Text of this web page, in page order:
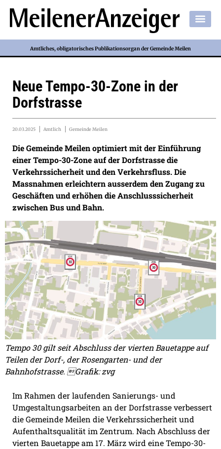
Amtliches, obligatorisches Publikationsorgan der Gemeinde Meilen
Neue Tempo-30-Zone in der
Dorfstrasse
20.03.2025 Amtlich Gemeinde Meilen
Die Gemeinde Meilen optimiert mit der Einführung
einer Tempo-30-Zone auf der Dorfstrasse die
Verkehrssicherheit und den Verkehrsfluss. Die
Massnahmen erleichtern ausserdem den Zugang zu
Geschäften und erhöhen die Anschlusssicherheit
zwischen Bus und Bahn.
Tempo 30 gilt seit Abschluss der vierten Bauetappe auf
Teilen der Dorf-, der Rosengarten- und der
Bahnhofstrasse. Grafik: zvg
Im Rahmen der laufenden Sanierungs- und
Umgestaltungsarbeiten an der Dorfstrasse verbessert
die Gemeinde Meilen die Verkehrssicherheit und
Aufenthaltsqualität im Zentrum. Nach Abschluss der
vierten Bauetappe am 17. März wird eine Tempo-30-